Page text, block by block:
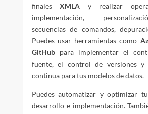
finalesXMLA y realizar
implementación,
secuencias de comandos,
Puedes usar herramientas como
GitHubpara implementar el
fuente, el control de versiones y
continua para tus modelos de datos.
Puedes automatizar y optimizar
desarrollo e implementación.